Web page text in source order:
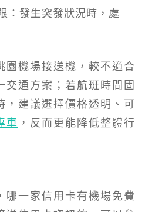
：發生突發狀況時，處
園機場接送機，較不適合
交通方案；若航班時間固
，建議選擇價格透明、可
車 ，反而更能降低整體行
哪一家信用卡有機場免費